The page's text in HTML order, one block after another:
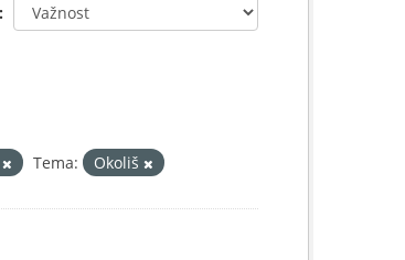
Tema: Okoliš